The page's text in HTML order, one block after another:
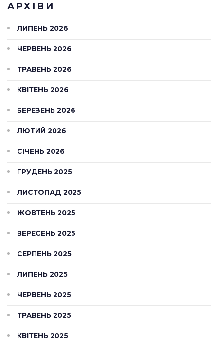
АРХІВИ
ЛИПЕНЬ 2026
ЧЕРВЕНЬ 2026
ТРАВЕНЬ 2026
КВІТЕНЬ 2026
БЕРЕЗЕНЬ 2026
ЛЮТИЙ 2026
СІЧЕНЬ 2026
ГРУДЕНЬ 2025
ЛИСТОПАД 2025
ЖОВТЕНЬ 2025
ВЕРЕСЕНЬ 2025
СЕРПЕНЬ 2025
ЛИПЕНЬ 2025
ЧЕРВЕНЬ 2025
ТРАВЕНЬ 2025
КВІТЕНЬ 2025